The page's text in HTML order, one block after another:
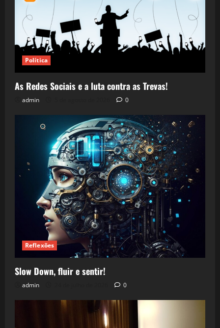
Política
As Redes Sociais e a luta contra as Trevas!
admin 0
Reflexões
Slow Down, fluir e sentir!
admin 0